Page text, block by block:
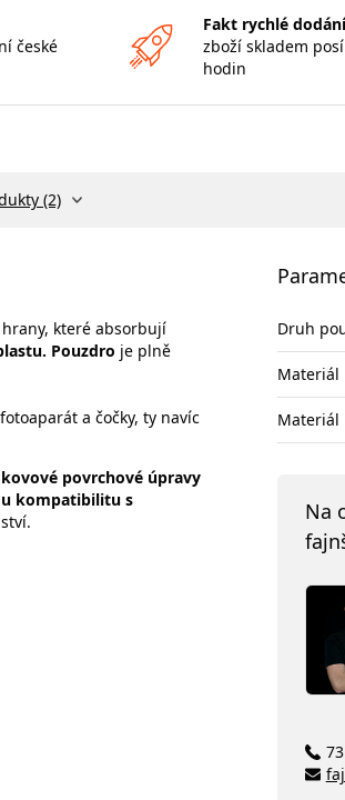
české
Fakt rychlé dodání
zboží skladem
hodin
(2)
které absorbují
Pouzdro je plně
a čočky, ty navíc
povrchové úpravy
kompatibilitu s
Druh
Materiál
Materiál
Na